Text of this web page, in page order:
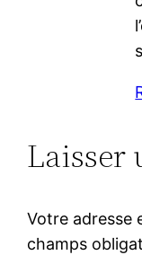
Laisser
Votre adresse
champs